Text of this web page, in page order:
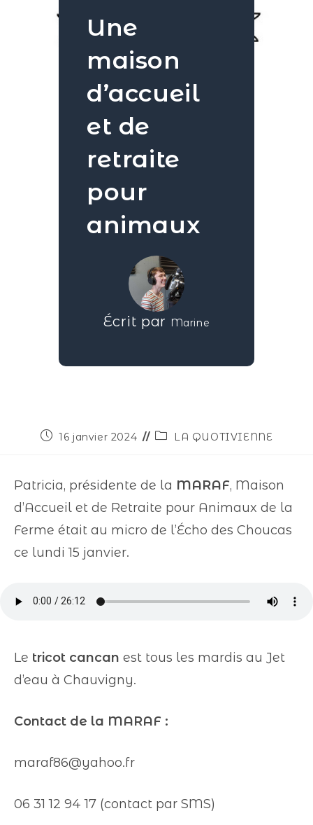
Une
maison
d’accueil
et de
retraite
pour
animaux
Écrit par Marine
16 janvier 2024 LA QUOTIVIENNE
Patricia, présidente de la MARAF, Maison
d’Accueil et de Retraite pour Animaux de la
Ferme était au micro de l’Écho des Choucas
ce lundi 15 janvier.
Le tricot cancan est tous les mardis au Jet
d’eau à Chauvigny.
Contact de la MARAF :
maraf86@yahoo.fr
06 31 12 94 17 (contact par SMS)